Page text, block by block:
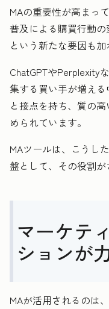
MAの重要性が高まっ
普及による購買行動
という新たな要因も加
ChatGPTやPerplexity
集する買い手が増え
と接点を持ち、質の
められています。
MAツールは、こうし
盤として、その役割が
マーケテ
ションが
MAが活用されるのは